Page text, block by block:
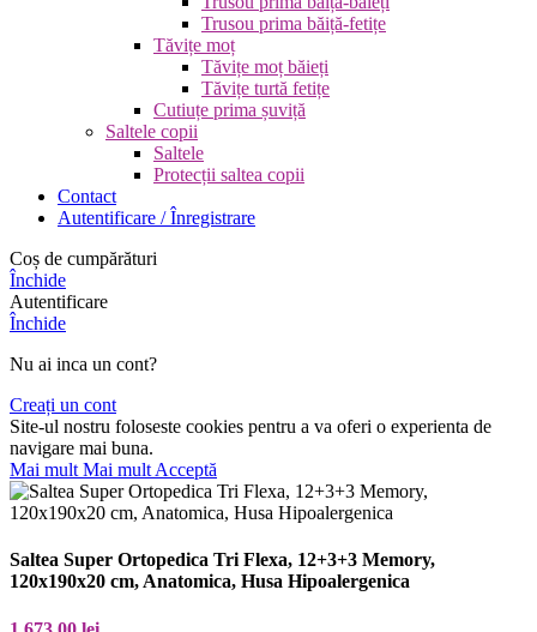
Trusou prima băiță-fetițe
Tăvițe moț
Tăvițe moț băieți
Tăvițe turtă fetițe
Cutiuțe prima șuviță
Saltele copii
Saltele
Protecții saltea copii
Contact
Autentificare / Înregistrare
Coș de cumpărături
Închide
Autentificare
Închide
Nu ai inca un cont?
Creați un cont
Site-ul nostru foloseste cookies pentru a va oferi o experienta de
navigare mai buna.
Mai mult Mai mult Acceptă
Saltea Super Ortopedica Tri Flexa, 12+3+3 Memory,
120x190x20 cm, Anatomica, Husa Hipoalergenica